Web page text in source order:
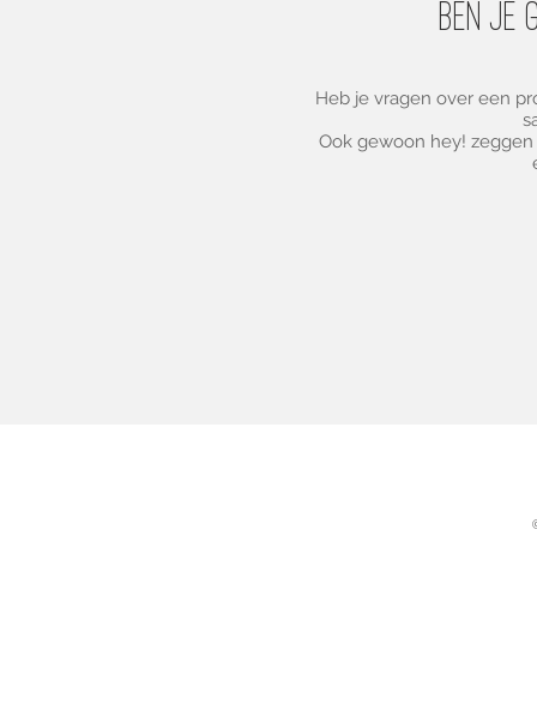
Ben je
Heb je vragen over een
Ook gewoon hey!